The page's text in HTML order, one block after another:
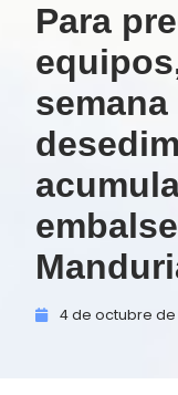
Para
4 de octubre de